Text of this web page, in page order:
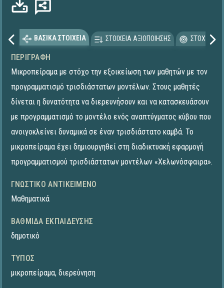
ΒΑΣΙΚΑ ΣΤΟΙΧΕΙΑ ΣΤΟΙΧΕΙΑ ΑΞΙΟΠΟΙΗΣΗΣ
ΠΕΡΙΓΡΑΦΉ
Μικροπείραμα με στόχο την εξοικείωση των μαθητών με τον
προγραμματισμό τρισδιάστατων μοντέλων. Στους μαθητές
δίνεται η δυνατότητα να διερευνήσουν και να κατασκευάσουν
με προγραμματισμό το μοντέλο ενός αναπτύγματος κύβου που
ανοιγοκλείνει δυναμικά σε έναν τρισδιάστατο καμβά. To
μικροπείραμα έχει δημιουργηθεί στη διαδικτυακή εφαρμογή
προγραμματισμού τρισδιάστατων μοντέλων «Χελωνόσφαιρα».
ΓΝΩΣΤΙΚΌ ΑΝΤΙΚΕΊΜΕΝΟ
Μαθηματικά
ΒΑΘΜΊΔΑ ΕΚΠΑΊΔΕΥΣΗΣ
δημοτικό
ΤΎΠΟΣ
μικροπείραμα, διερεύνηση